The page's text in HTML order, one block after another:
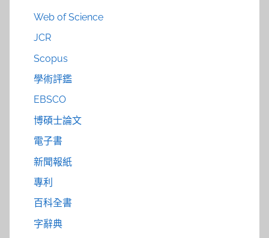
Web of Science
JCR
Scopus
學術評鑑
EBSCO
博碩士論文
電子書
新聞報紙
專利
百科全書
字辭典